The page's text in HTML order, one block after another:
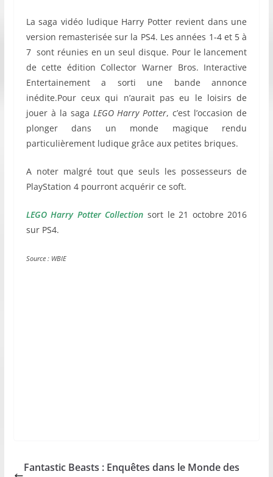
La saga vidéo ludique Harry Potter revient dans une
version remasterisée sur la PS4. Les années 1-4 et 5 à
7 sont réunies en un seul disque. Pour le lancement
de cette édition Collector Warner Bros. Interactive
Entertainement a sorti une bande annonce
inédite.Pour ceux qui n’aurait pas eu le loisirs de
jouer à la saga LEGO Harry Potter, c’est l’occasion de
plonger dans un monde magique rendu
particulièrement ludique grâce aux petites briques.
A noter malgré tout que seuls les possesseurs de
PlayStation 4 pourront acquérir ce soft.
LEGO Harry Potter Collection sort le 21 octobre 2016
sur PS4.
Source : WBIE
Fantastic Beasts : Enquêtes dans le Monde des